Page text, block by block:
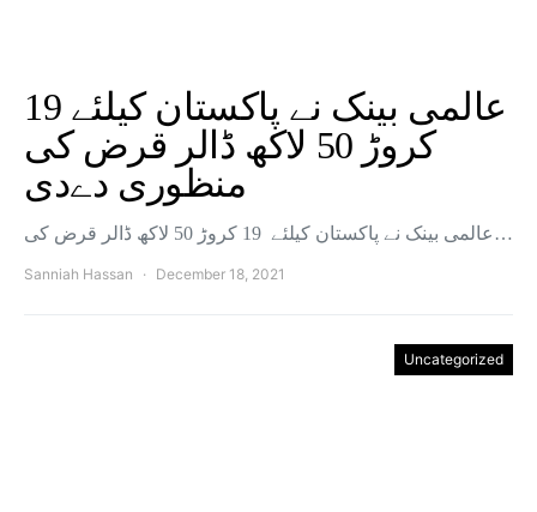
عالمی بینک نے پاکستان کیلئے 19
کروڑ 50 لاکھ ڈالر قرض کی
منظوری دےدی
عالمی بینک نے پاکستان کیلئے 19 کروڑ 50 لاکھ ڈالر قرض کی…
Sanniah Hassan December 18, 2021
Uncategorized